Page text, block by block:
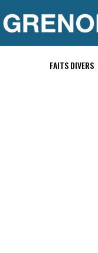
FAITS DIVERS